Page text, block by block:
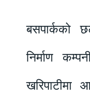
बसपार्कको
निर्माण